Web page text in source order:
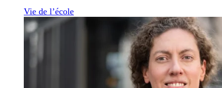
Vie de l’école